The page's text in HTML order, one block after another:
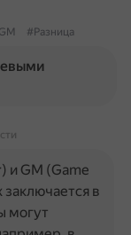
#Разница
и GM (Game
в
могут